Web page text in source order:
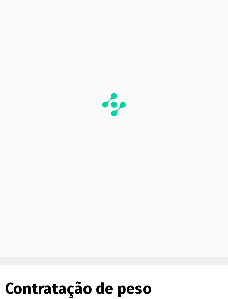
Contratação de peso